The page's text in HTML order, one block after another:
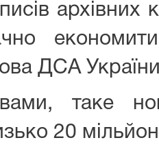
ДСА
таке
20